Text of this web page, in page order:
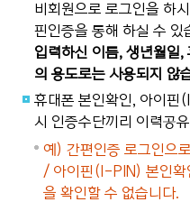
비회원으로 로그인을 하
핀인증을 통해 하실 수 있
입력하신 이름, 생년월일,
의 용도로는 사용되지 않
휴대폰 본인확인, 아이핀
시 인증수단끼리 이력공
예) 간편인증 로그인으
/ 아이핀(I-PIN) 본인확
을 확인할 수 없습니다.